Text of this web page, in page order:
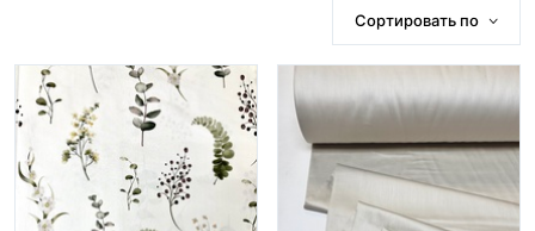
Сортировать по